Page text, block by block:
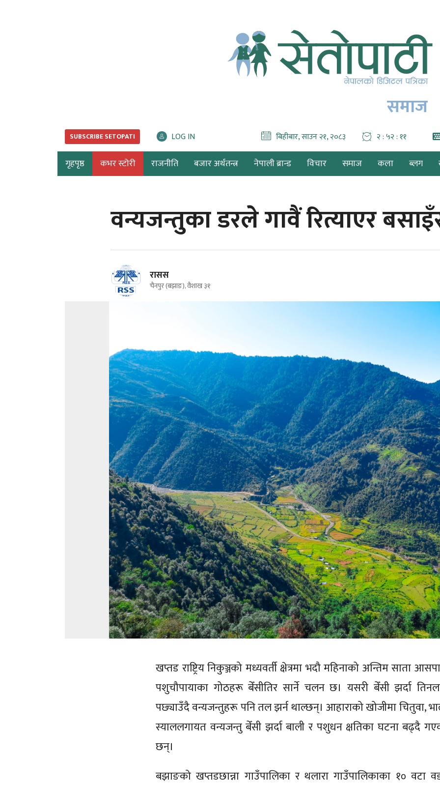
समाज
SUBSCRIBE SETOPATI LOG IN बिहीबार, साउन २१, २०८३ २ : ५२ : १३
गृहपृष्ठ कभर स्टोरी राजनीति बजार अर्थतन्त्र नेपाली ब्रान्ड विचार समाज कला ब्लग
वन्यजन्तुका डरले गावैं रित्याएर
रासस
चैनपुर (बझाङ), वैशाख ३१
खप्तड राष्ट्रिय निकुञ्जको मध्यवर्ती क्षेत्रमा भदौ महिनाको अन्तिम साता
पशुचौपायाका गोठहरू बेँसीतिर सार्ने चलन छ। यसरी बेँसी झर्दा
पछ्याउँदै वन्यजन्तुहरू पनि तल झर्न थाल्छन्। आहाराको खोजीमा चितुवा,
स्याललगायत वन्यजन्तु बेँसी झर्दा बाली र पशुधन क्षतिका घटना बढ्दै
छन्।
बझाङको खप्तडछान्ना गाउँपालिका र थलारा गाउँपालिकाका १० वटा